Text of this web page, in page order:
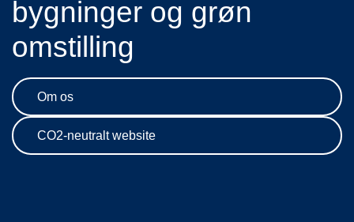
bygninger og grøn
omstilling
Om os
CO2-neutralt website